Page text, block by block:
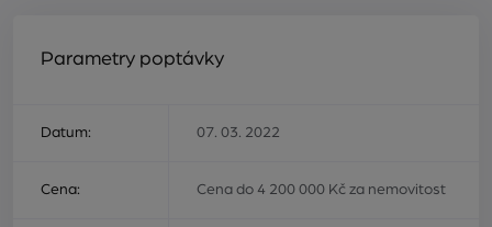
Parametry poptávky
Datum: 07. 03. 2022
Cena: Cena do 4 200 000 Kč za nemovitost